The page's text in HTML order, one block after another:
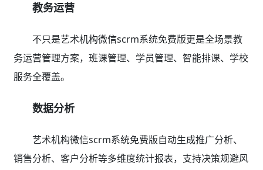
教务运营
不只是艺术机构微信scrm系统免费版更是全场景教
务运营管理方案，班课管理、学员管理、智能排课、学校
服务全覆盖。
数据分析
艺术机构微信scrm系统免费版自动生成推广分析、
销售分析、客户分析等多维度统计报表，支持决策规避风